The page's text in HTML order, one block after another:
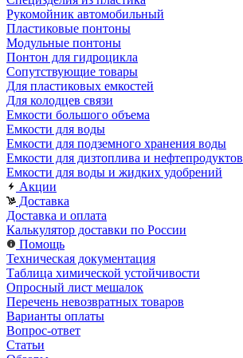
Рукомойник автомобильный
Пластиковые понтоны
Модульные понтоны
Понтон для гидроцикла
Сопутствующие товары
Для пластиковых емкостей
Для колодцев связи
Емкости большого объема
Емкости для воды
Емкости для подземного хранения воды
Емкости для дизтоплива и нефтепродуктов
Емкости для воды и жидких удобрений
Акции
Доставка
Доставка и оплата
Калькулятор доставки по России
Помощь
Техническая документация
Таблица химической устойчивости
Опросный лист мешалок
Перечень невозвратных товаров
Варианты оплаты
Вопрос-ответ
Статьи